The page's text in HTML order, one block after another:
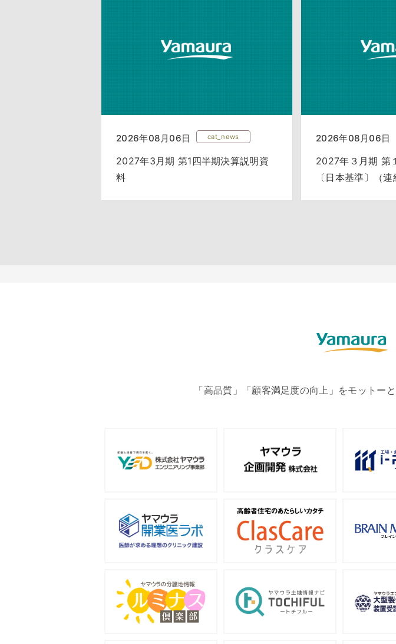
2026年08月06日 cat_news
2027年3月期 第1四半期決算説明資
料
2026年08月06日
2027年３月期 第
〔日本基準〕（連
「高品質」「顧客満足度の向上」をモットー